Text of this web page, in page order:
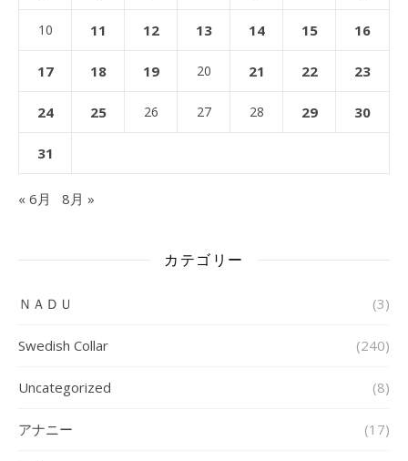
10 11 12 13 14 15 16
17 18 19 20 21 22 23
24 25 26 27 28 29 30
31
« 6月 8月 »
カテゴリー
ＮＡＤＵ (3)
Swedish Collar (240)
Uncategorized (8)
アナニー (17)